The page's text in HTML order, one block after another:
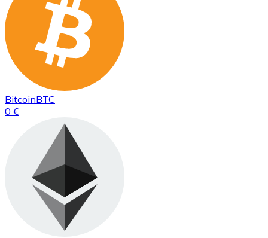
BitcoinBTC
0 €